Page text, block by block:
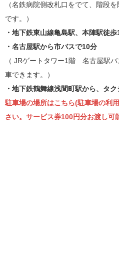
（名鉄病院側改札口をでて、階段
です。）
・地下鉄東山線亀島駅、本陣駅徒
・名古屋駅から市バスで10分
（ JRゲートタワー1階 名古屋駅
車できます。）
・地下鉄鶴舞線浅間町駅から、タク
駐車場の場所はこちら(駐車場の利
さい。サービス券100円分お渡し可